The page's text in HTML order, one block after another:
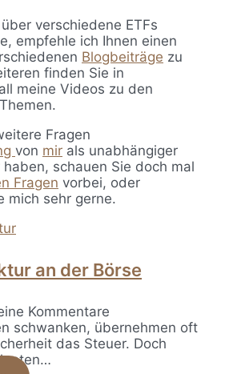
verschiedene ETFs
empfehle ich Ihnen einen
Blogbeiträge zu
finden Sie in
all meine Videos zu den
Fragen
von mir als unabhängiger
schauen Sie doch mal
Fragen vorbei, oder
mich sehr gerne.
an der Börse
Kommentare
schwanken, übernehmen oft
das Steuer. Doch